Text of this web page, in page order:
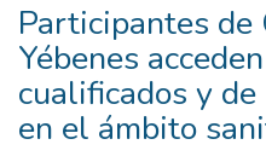
Participantes de
Yébenes
cualificados y
en el ámbito